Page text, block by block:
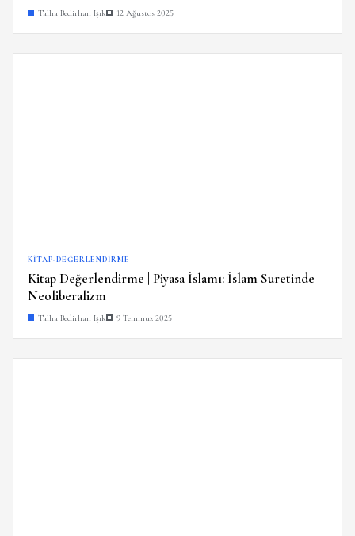
Talha Bedirhan Işık 12 Ağustos 2025
KITAP-DEĞERLENDIRME
Kitap Değerlendirme | Piyasa İslamı: İslam Suretinde
Neoliberalizm
Talha Bedirhan Işık 9 Temmuz 2025